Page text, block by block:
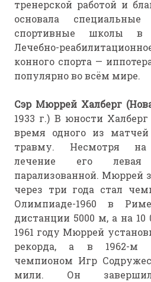
тренерской работой и
основала
спортивные школы в
Лечебно-
конного спорта —
популярно во всём мире.
Сэр Мюррей Халберг
1933 г.) В юности
время одного из
травму. Несмотря на
лечение его левая
парализованной. Мюррей
через три года стал
Олимпиаде-1960 в
дистанции 5000 м, а на
1961 году Мюррей
рекорда, а в 1962-м
чемпионом Игр
мили. Он